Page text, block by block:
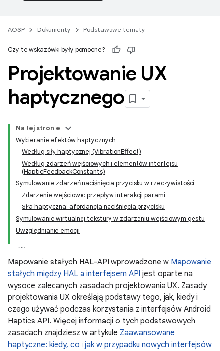
AOSP Dokumenty Podstawowe tematy
Czy te wskazówki były pomocne?
Projektowanie UX
haptycznego
Na tej stronie
Wybieranie efektów haptycznych
Według siły haptycznej (VibrationEffect)
Według zdarzeń wejściowych i elementów interfejsu
(HapticFeedbackConstants)
Symulowanie zdarzeń naciśnięcia przycisku w rzeczywistości
Zdarzenie wejściowe: przepływ interakcji parami
Siła haptyczna: afordancja naciśnięcia przycisku
Symulowanie wirtualnej tekstury w zdarzeniu wejściowym gestu
Uwzględnianie emocji
Mapowanie stałych HAL-API wprowadzone w Mapowanie
stałych między HAL a interfejsem API jest oparte na
wysoce zalecanych zasadach projektowania UX. Zasady
projektowania UX określają podstawy tego, jak, kiedy i
czego używać podczas korzystania z interfejsów Android
Haptics API. Więcej informacji o tych podstawowych
zasadach znajdziesz w artykule Zaawansowane
haptyczne: kiedy, co i jak w przypadku nowych interfejsów